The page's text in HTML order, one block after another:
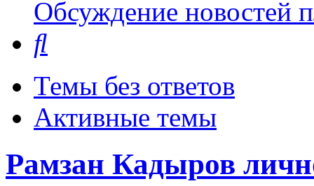
Обсуждение новостей
Темы без ответов
Активные темы
Рамзан Кадыров